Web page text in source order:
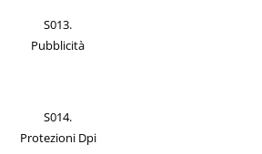
S013.
Pubblicità
S014.
Protezioni Dpi